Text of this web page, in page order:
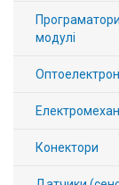
модулі
Конектори